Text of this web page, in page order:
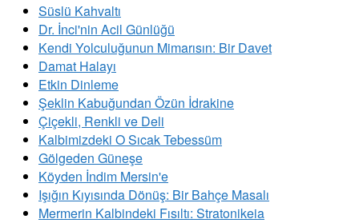
Süslü Kahvaltı
Dr. İnci'nin Acil Günlüğü
Kendi Yolculuğunun Mimarısın: Bir Davet
Damat Halayı
Etkin Dinleme
Şeklin Kabuğundan Özün İdrakine
Çiçekli, Renkli ve Deli
Kalbimizdeki O Sıcak Tebessüm
Gölgeden Güneşe
Köyden İndim Mersin'e
Işığın Kıyısında Dönüş: Bir Bahçe Masalı
Mermerin Kalbindeki Fısıltı: Stratonikeia